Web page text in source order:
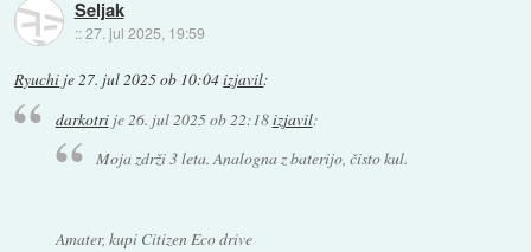
Seljak
::27. jul 2025, 19:59
Ryuchi je27. jul 2025 ob 10:04izjavil:
darkotrije26. jul 2025 ob 22:18izjavil:
Moja zdrži 3 leta. Analogna z baterijo, čisto kul.
Amater, kupi Citizen Eco drive